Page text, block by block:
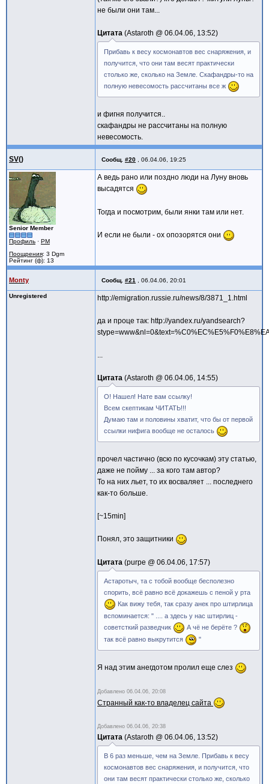
не были они там...
Цитата Astaroth @ 06.04.06, 13:52
Прибавь к весу космонавтов вес снаряжения, и
получится, что они там весят практически
столько же, сколько на Земле. Скафандры-то на
полную невесомость рассчитаны все ж
и фигня получится..
скафандры не рассчитаны на полную
невесомость.
SV() Сообщ. #20 06.04.06, 19:25
Senior Member
Профиль · PM
Поощрения: 3 Dgm
Рейтинг (ф): 13
А ведь рано или поздно люди на Луну вновь
высадятся
Тогда и посмотрим, были янки там или нет.
И если не были - ох опозорятся они
Monty Сообщ. #21 06.04.06, 20:01
Unregistered http://emigration.russie.ru/news/8/3871_1.html
да и проце так: http://yandex.ru/yandsearch?
...
Цитата Astaroth @ 06.04.06, 14:55
О! Нашел! Нате вам ссылку!
Всем скептикам ЧИТАТЬ!!!
Думаю там и половины хватит, что бы от первой
ссылки нифига вообще не осталось
прочел частично (всю по кусочкам) эту статью,
даже не пойму ... за кого там автор?
То на них льет, то их восваляет ... последнего
как-то больше.
[~15min]
Понял, это защитники
Цитата purpe @ 06.04.06, 17:57
Астаротыч, та с тобой вообще бесполезно
спорить, всё равно всё докажешь с пеной у рта
Как вижу тебя, так сразу анек про штирлица
вспоминается: " .... а здесь у нас штирлиц -
советсткий разведчик
А чё не берёте ?
так всё равно выкрутится
"
Я над этим анегдотом пролил еще слез
Добавлено 06.04.06, 20:08
Странный как-то владелец сайта
Добавлено 06.04.06, 20:38
Цитата Astaroth @ 06.04.06, 13:52
В 6 раз меньше, чем на Земле. Прибавь к весу
космонавтов вес снаряжения, и получится, что
они там весят практически столько же, сколько